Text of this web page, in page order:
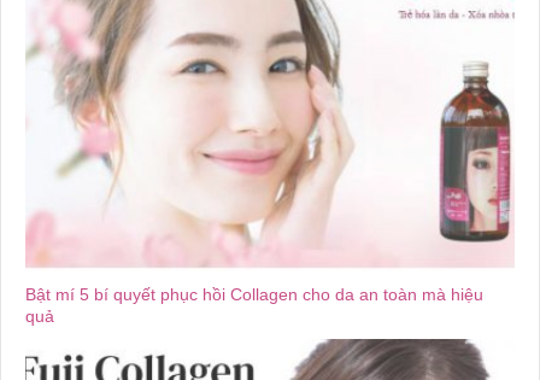
Bật mí 5 bí quyết phục hồi Collagen cho da an toàn mà hiệu
quả